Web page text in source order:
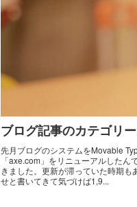
ブログ記事のカテゴリ
先月ブログのシステムをMovable
「axe.com」をリニューアルした
きました。更新が滞っていた時期も
せと書いてきて気づけば1,9...